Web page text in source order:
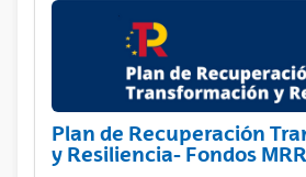
Plan de Recuperación
y Resiliencia- Fondos MRR